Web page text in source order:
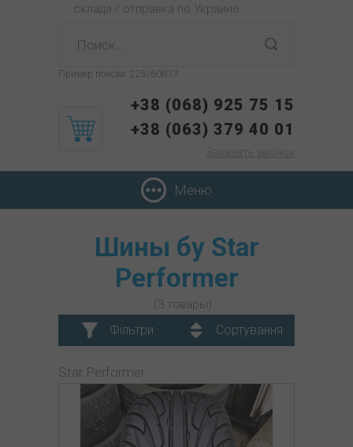
склада / отправка по Украине
Пример поиска: 225/60R17
+38 (068) 925 75 15
+38 (063) 379 40 01
Заказать звонок
Меню
Шины бу Star
Performer
(3 товары)
Фільтри Сортування
Star Performer